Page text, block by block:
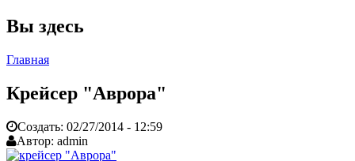
Вы здесь
Главная
Крейсер "Аврора"
Создать: 02/27/2014 - 12:59
Автор: admin